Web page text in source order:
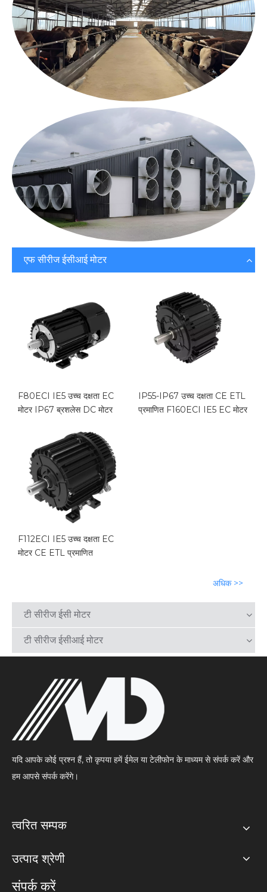
एफ सीरीज ईसीआई मोटर
F80ECI IE5 उच्च दक्षता EC
मोटर IP67 ब्रशलेस DC मोटर
IP55-IP67 उच्च दक्षता CE ETL
प्रमाणित F160ECI IE5 EC मोटर
F112ECI IE5 उच्च दक्षता EC
मोटर CE ETL प्रमाणित
अधिक >>
टी सीरीज ईसी मोटर
टी सीरीज ईसीआई मोटर
यदि आपके कोई प्रश्न हैं, तो कृपया हमें ईमेल या टेलीफोन के माध्यम से संपर्क करें और
हम आपसे संपर्क करेंगे।
त्वरित सम्पक
उत्पाद श्रेणी
संपर्क करें